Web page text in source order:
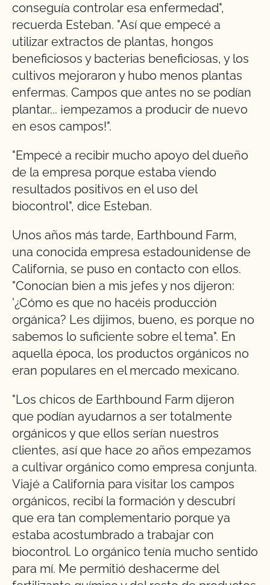
conseguía controlar esa enfermedad",
recuerda Esteban. "Así que empecé a
utilizar extractos de plantas, hongos
beneficiosos y bacterias beneficiosas, y los
cultivos mejoraron y hubo menos plantas
enfermas. Campos que antes no se podían
plantar... ¡empezamos a producir de nuevo
en esos campos!".
"Empecé a recibir mucho apoyo del dueño
de la empresa porque estaba viendo
resultados positivos en el uso del
biocontrol", dice Esteban.
Unos años más tarde, Earthbound Farm,
una conocida empresa estadounidense de
California, se puso en contacto con ellos.
"Conocían bien a mis jefes y nos dijeron:
'¿Cómo es que no hacéis producción
orgánica? Les dijimos, bueno, es porque no
sabemos lo suficiente sobre el tema". En
aquella época, los productos orgánicos no
eran populares en el mercado mexicano.
"Los chicos de Earthbound Farm dijeron
que podían ayudarnos a ser totalmente
orgánicos y que ellos serían nuestros
clientes, así que hace 20 años empezamos
a cultivar orgánico como empresa conjunta.
Viajé a California para visitar los campos
orgánicos, recibí la formación y descubrí
que era tan complementario porque ya
estaba acostumbrado a trabajar con
biocontrol. Lo orgánico tenía mucho sentido
para mí. Me permitió deshacerme del